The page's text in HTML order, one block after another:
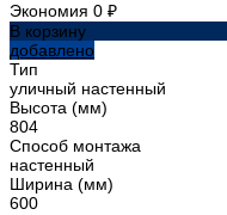
Экономия 0 ₽
В корзину
добавлено
Тип
уличный настенный
Высота (мм)
804
Способ монтажа
настенный
Ширина (мм)
600